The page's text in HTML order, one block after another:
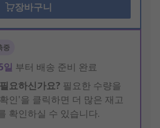
장바구니
중
일 부터 배송 준비 완료
요하신가요? 필요한 수량을
인'을 클릭하면 더 많은 재고
확인하실 수 있습니다.